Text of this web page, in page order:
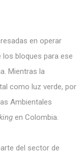
en operar
bloques para ese
Mientras la
como luz verde, por
Ambientales
en Colombia.
del sector de